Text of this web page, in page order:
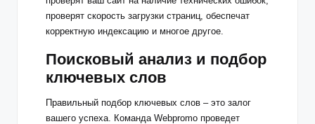
проверят скорость загрузки страниц, обеспечат
корректную индексацию и многое другое.
Поисковый анализ и подбор
ключевых слов
Правильный подбор ключевых слов – это залог
вашего успеха. Команда Webpromo проведет